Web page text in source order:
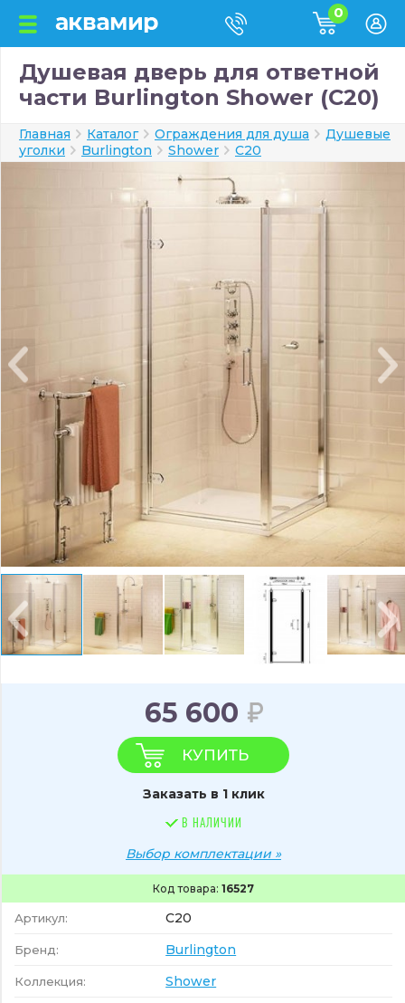
0
Душевая дверь для ответной
части Burlington Shower (C20)
Главная Каталог Ограждения для душа
Душевые
уголки
Burlington Shower C20
Код товара: 16527
Артикул: C20
Бренд: Burlington
Коллекция: Shower
65 600
КУПИТЬ
Заказать в 1 клик
В НАЛИЧИИ
Выбор комплектации »